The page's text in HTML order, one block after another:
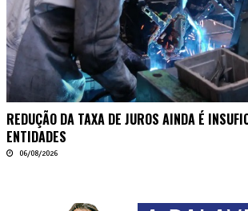
REDUÇÃO DA TAXA DE JUROS AINDA É
ENTIDADES
06/08/2026